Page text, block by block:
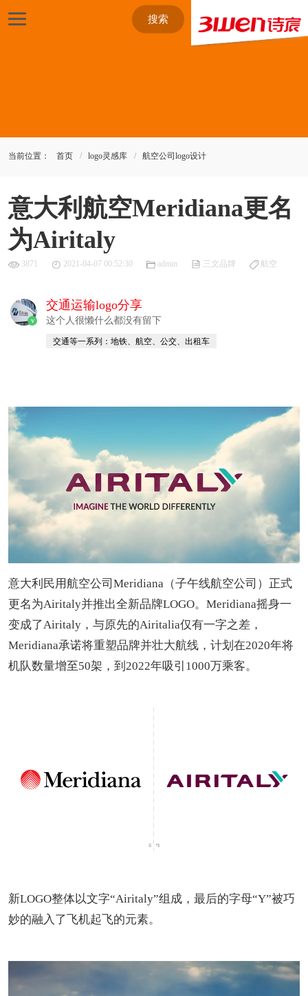
搜索
当前位置： 首页 logo灵感库 航空公司logo设计
意大利航空Meridiana更名
为Airitaly
3871 2021-04-07 00:52:30 admin 三文品牌 航空
v
交通运输logo分享
这个人很懒什么都没有留下
交通等一系列：地铁、航空、公交、出租车
意大利民用航空公司Meridiana（子午线航空公司）正式
更名为Airitaly并推出全新品牌LOGO。Meridiana摇身一
变成了Airitaly，与原先的Airitalia仅有一字之差，
Meridiana承诺将重塑品牌并壮大航线，计划在2020年将
机队数量增至50架，到2022年吸引1000万乘客。
新LOGO整体以文字“Airitaly”组成，最后的字母“Y”被巧
妙的融入了飞机起飞的元素。